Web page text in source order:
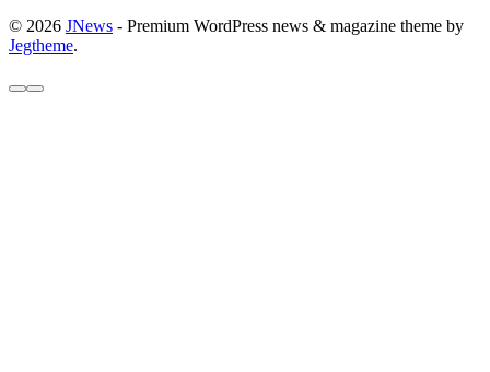
© 2026 JNews - Premium WordPress news & magazine theme by
Jegtheme.